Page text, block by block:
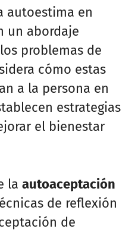
autoestima en
un abordaje
problemas de
cómo estas
a la persona en
estrategias
el bienestar
la autoaceptación
de reflexión
de